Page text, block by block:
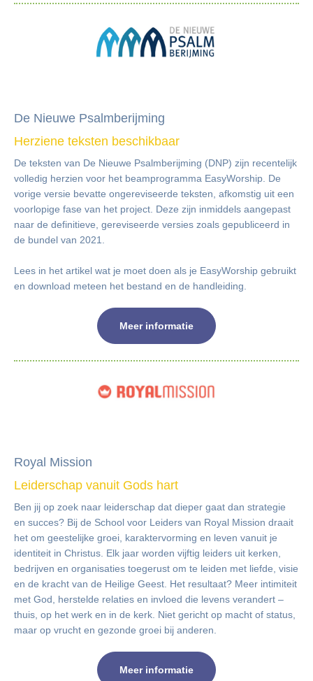
De Nieuwe Psalmberijming
Herziene teksten beschikbaar
De teksten van De Nieuwe Psalmberijming (DNP) zijn recentelijk
volledig herzien voor het beamprogramma EasyWorship. De
vorige versie bevatte ongereviseerde teksten, afkomstig uit een
voorlopige fase van het project. Deze zijn inmiddels aangepast
naar de definitieve, gereviseerde versies zoals gepubliceerd in
de bundel van 2021.
Lees in het artikel wat je moet doen als je EasyWorship gebruikt
en download meteen het bestand en de handleiding.
Meer informatie
Royal Mission
Leiderschap vanuit Gods hart
Ben jij op zoek naar leiderschap dat dieper gaat dan strategie
en succes? Bij de School voor Leiders van Royal Mission draait
het om geestelijke groei, karaktervorming en leven vanuit je
identiteit in Christus. Elk jaar worden vijftig leiders uit kerken,
bedrijven en organisaties toegerust om te leiden met liefde, visie
en de kracht van de Heilige Geest. Het resultaat? Meer intimiteit
met God, herstelde relaties en invloed die levens verandert –
thuis, op het werk en in de kerk. Niet gericht op macht of status,
maar op vrucht en gezonde groei bij anderen.
Meer informatie